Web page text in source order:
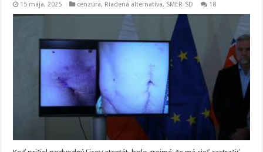
15 mája, 2025 cenzúra, Riadená alternatíva, SMER-SD 18